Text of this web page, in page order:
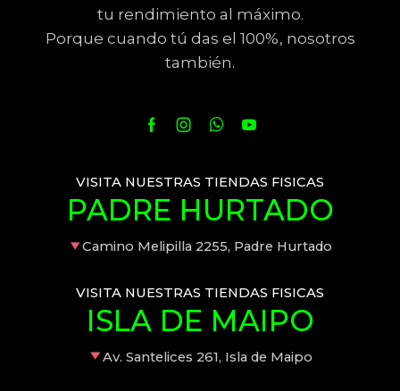
tu rendimiento al máximo.
Porque cuando tú das el 100%, nosotros
también.
VISITA NUESTRAS TIENDAS FISICAS
PADRE HURTADO
Camino Melipilla 2255, Padre Hurtado
VISITA NUESTRAS TIENDAS FISICAS
ISLA DE MAIPO
Av. Santelices 261, Isla de Maipo